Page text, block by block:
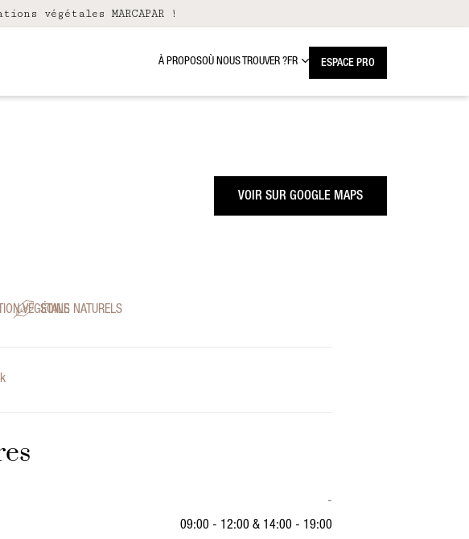
végétales MARCAPAR !
À PROPOSOÙ NOUS TROUVER ?FR ESPACE PRO
VOIR SUR GOOGLE MAPS
VÉGÉTALE
SOINS NATURELS
-
09:00 - 12:00 & 14:00 - 19:00